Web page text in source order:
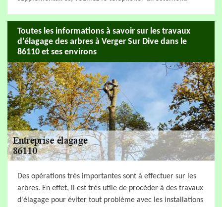
Toutes les informations à savoir sur les travaux
d'élagage des arbres à Verger Sur Dive dans le
86110 et ses environs
Des opérations très importantes sont à effectuer sur les
arbres. En effet, il est très utile de procéder à des travaux
d'élagage pour éviter tout problème avec les installations